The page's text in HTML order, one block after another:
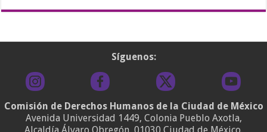
Síguenos:
Comisión de Derechos Humanos de la Ciudad de México
Avenida Universidad 1449, Colonia Pueblo Axotla,